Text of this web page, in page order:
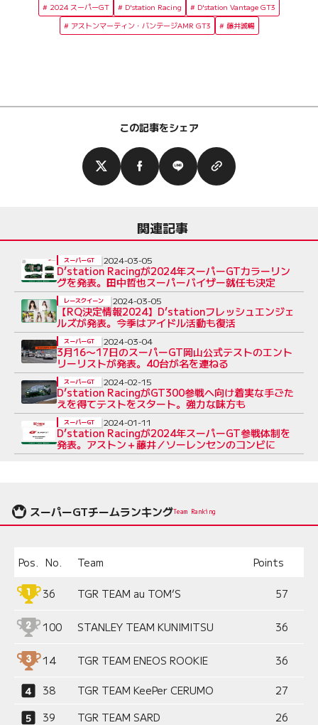
2024 スーパーGT D'station Racing
D'station Vantage GT3
アストンマーティン・バンテージAMR GT3
藤井誠暢
この記事をシェア
関連記事
D’station Racingが2024年スーパーGTカラーリン
グを発表。田中哲也スーパーバイザー就任も決定
スーパーGT 2024-03-05
【RQ決定情報2024】D’stationフレッシュエンジェ
ルズが発表。今季はアイドル活動も復活
レースクイーン 2024-03-05
3月16〜17日のスーパーGT岡山公式テストのエント
リーリストが発表。40台が名を連ねる
スーパーGT 2024-03-04
D’station RacingがGT300参戦へ向け着実な手ごた
えを得てテストをスタート。強力な味方も
スーパーGT 2024-02-15
D’station Racingが2024年スーパーGT参戦体制を
発表。アストン＋藤井／ソーレンセンのコンビに
スーパーGT 2024-01-11
スーパーGTチームランキングTeam Ranking
Pos. No. Team Points
36 TGR TEAM au TOM’S 57
100 STANLEY TEAM KUNIMITSU 36
14 TGR TEAM ENEOS ROOKIE 36
38 TGR TEAM KeePer CERUMO
27
39
TGR TEAM SARD 26